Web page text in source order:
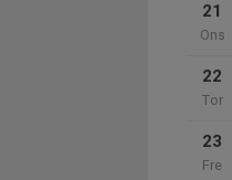
21
Ons
22
Tor
23
Fre